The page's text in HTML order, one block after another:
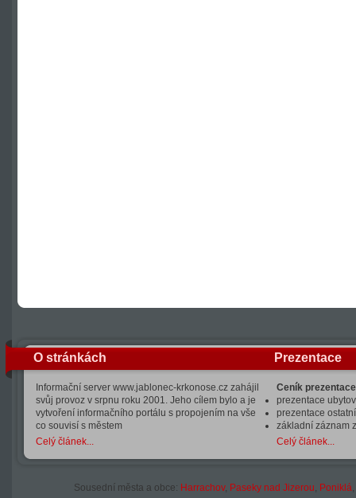
O stránkách
Informační server www.jablonec-krkonose.cz zahájil
svůj provoz v srpnu roku 2001. Jeho cílem bylo a je
vytvoření informačního portálu s propojením na vše
co souvisí s městem
Celý článek...
Prezentace
Ceník
prezentace
prezentace
základní záznam
Celý článek...
Sousední města a obce: Harrachov, Paseky nad Jizerou, Poniklá,